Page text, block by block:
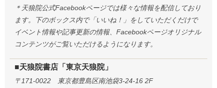
＊天狼院公式Facebookページでは様々な情報を配信しており
ます。下のボックス内で「いいね！」をしていただくだけで
イベント情報や記事更新の情報、Facebookページオリジナル
コンテンツがご覧いただけるようになります。
■天狼院書店「東京天狼院」
〒171-0022 東京都豊島区南池袋3-24-16 2F